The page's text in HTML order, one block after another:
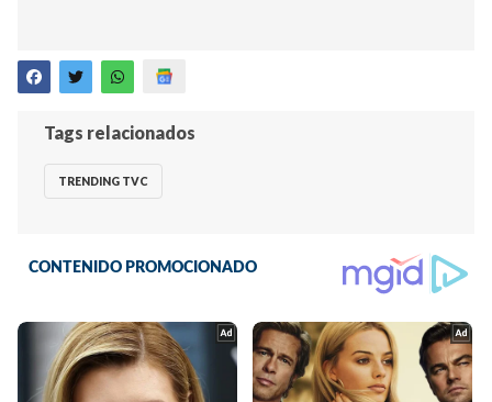
Tags relacionados
TRENDING TVC